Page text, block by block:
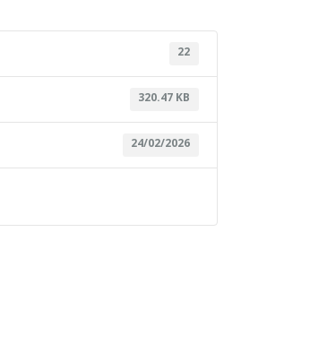
22
320.47 KB
24/02/2026